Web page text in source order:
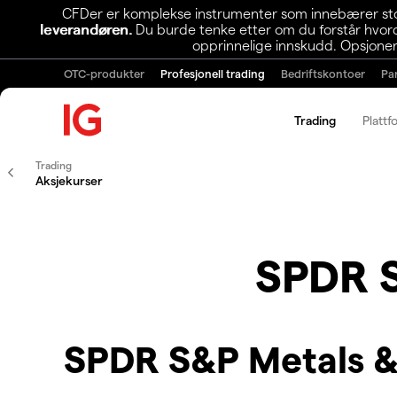
CFDer er komplekse instrumenter som innebærer
leverandøren.Du burde tenke etter om du forstår
opprinnelige innskudd.
OTC-produkter Profesjonell trading Bedriftskontoer
Trading
Trading
Aksjekurser
SPDR
SPDR S&P Metals